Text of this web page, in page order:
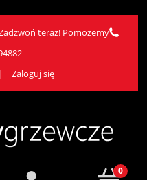
teraz! Pomożemy
Zaloguj się